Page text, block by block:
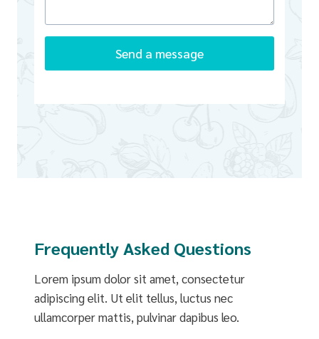
Send a message
Frequently Asked Questions
Lorem ipsum dolor sit amet, consectetur
adipiscing elit. Ut elit tellus, luctus nec
ullamcorper mattis, pulvinar dapibus leo.